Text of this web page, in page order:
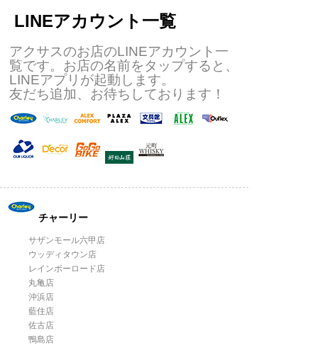
LINEアカウント一覧
アクサスのお店のLINEアカウント一
覧です。お店の名前をタップすると、
LINEアプリが起動します。
友だち追加、お待ちしております！
チャーリー
サザンモール六甲店
ウッディタウン店
レインボーロード店
丸亀店
沖浜店
藍住店
佐古店
鴨島店